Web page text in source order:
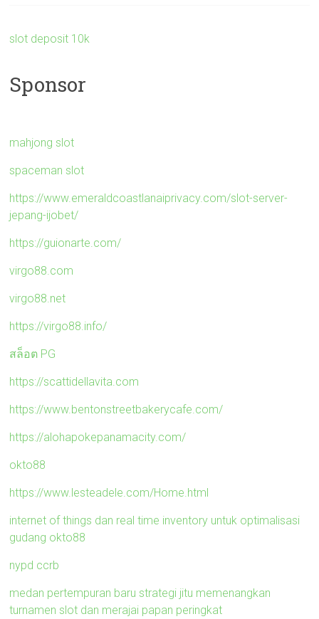
slot deposit 10k
Sponsor
mahjong slot
spaceman slot
https://www.emeraldcoastlanaiprivacy.com/slot-server-
jepang-ijobet/
https://guionarte.com/
virgo88.com
virgo88.net
https://virgo88.info/
สล็อต PG
https://scattidellavita.com
https://www.bentonstreetbakerycafe.com/
https://alohapokepanamacity.com/
okto88
https://www.lesteadele.com/Home.html
internet of things dan real time inventory untuk optimalisasi
gudang okto88
nypd ccrb
medan pertempuran baru strategi jitu memenangkan
turnamen slot dan merajai papan peringkat